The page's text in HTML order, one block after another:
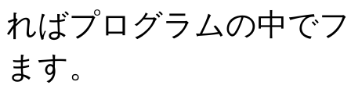
ればプログラムの中で
ます。